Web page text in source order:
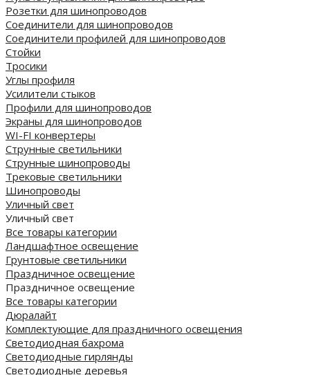
Розетки для шинопроводов
Соединители для шинопроводов
Соединители профилей для шинопроводов
Стойки
Тросики
Углы профиля
Усилители стыков
Профили для шинопроводов
Экраны для шинопроводов
WI-FI конвертеры
Струнные светильники
Струнные шинопроводы
Трековые светильники
Шинопроводы
Уличный свет
Уличный свет
Все товары категории
Ландшафтное освещение
Грунтовые светильники
Праздничное освещение
Праздничное освещение
Все товары категории
Дюралайт
Комплектующие для праздничного освещения
Светодиодная бахрома
Светодиодные гирлянды
Светодиодные деревья